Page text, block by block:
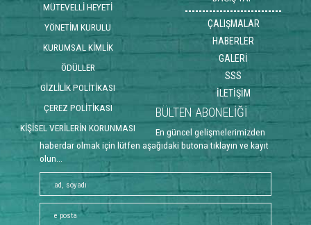
MÜTEVELLİ HEYETİ
YÖNETİM KURULU
KURUMSAL KİMLİK
ÖDÜLLER
GİZLİLİK POLİTİKASI
ÇEREZ POLİTİKASI
KİŞİSEL VERİLERİN KORUNMASI
ÇALIŞMALAR
HABERLER
GALERİ
SSS
İLETİŞİM
BÜLTEN ABONELİĞİ
En güncel gelişmelerimizden
haberdar olmak için lütfen aşağıdaki butona tıklayın ve kayıt
olun...